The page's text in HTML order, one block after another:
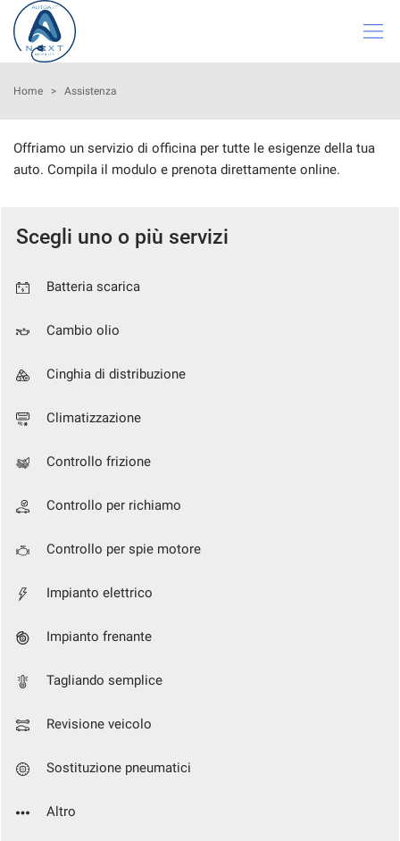
HOME
NOLEGGIO
VALUTAZIONE USATO
DICONO DI NOI
CONTATTI
Home > Assistenza
Offriamo un servizio di officina per tutte le esigenze della tua
auto. Compila il modulo e prenota direttamente online.
Scegli uno o più servizi
Batteria scarica
Cambio olio
Cinghia di distribuzione
Climatizzazione
Controllo frizione
Controllo per richiamo
Controllo per spie motore
Impianto elettrico
Impianto frenante
Tagliando semplice
Revisione veicolo
Sostituzione pneumatici
Altro
Le
tue
preferenze
di
Il
seguente
pannello
di
esprimere
tue
preferenze
consenso
tecnologie
che
per
funzionalità
svolgere
attività
di
descritte.
ottenere
maggiori
sull'utilità
sul
funzionamento
questi